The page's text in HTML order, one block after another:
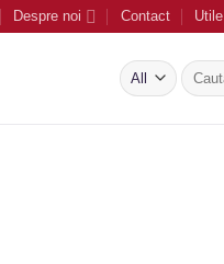
Despre noi Contact Utile
Caută
după: